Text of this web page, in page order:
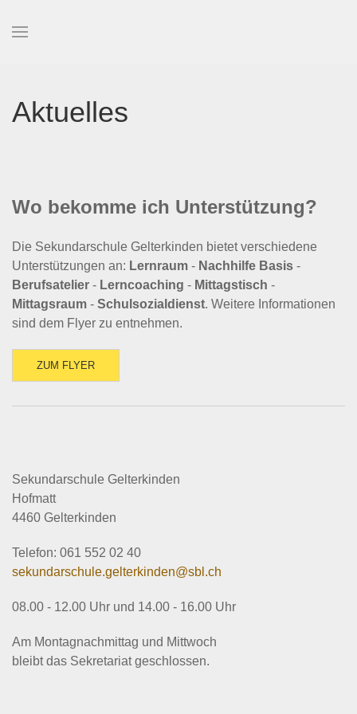
Aktuelles
Wo bekomme ich Unterstützung?
Die Sekundarschule Gelterkinden bietet verschiedene
Unterstützungen an: Lernraum - Nachhilfe Basis -
Berufsatelier - Lerncoaching - Mittagstisch -
Mittagsraum - Schulsozialdienst. Weitere Informationen
sind dem Flyer zu entnehmen.
ZUM FLYER
Sekundarschule Gelterkinden
Hofmatt
4460 Gelterkinden
Telefon: 061 552 02 40
sekundarschule.gelterkinden@sbl.ch
08.00 - 12.00 Uhr und 14.00 - 16.00 Uhr
Am Montagnachmittag und Mittwoch
bleibt das Sekretariat geschlossen.